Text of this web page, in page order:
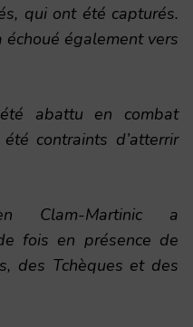
qui ont été capturés.
également vers
abattu en combat
contraints d’atterrir
Clam-Martinic a
fois en présence de
des Tchèques et des